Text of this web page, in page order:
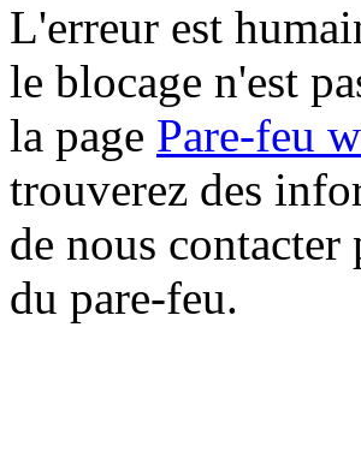
L'erreur est
le blocage n'est
la page Pare-feu
trouverez des
de nous contacter
du pare-feu.